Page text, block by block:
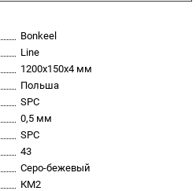
Bonkeel
Line
1200х150х4 мм
Польша
SPC
0,5 мм
SPC
43
Серо-бежевый
КМ2